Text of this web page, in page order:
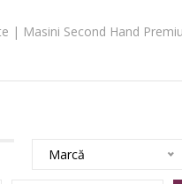
| Masini Second Hand
Marcă